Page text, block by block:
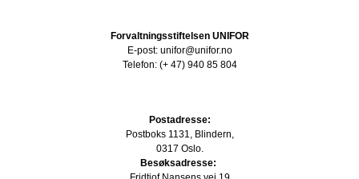
Forvaltningsstiftelsen UNIFOR
E-post: unifor@unifor.no
Telefon: (+ 47) 940 85 804
Postadresse:
Postboks 1131, Blindern,
0317 Oslo.
Besøksadresse: